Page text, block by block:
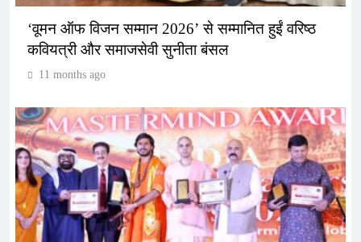
‘वूमन ऑफ विजन सम्मान 2026’ से सम्मानित हुईं वरिष्ठ
कवियत्री और समाजसेवी सुनीता बंसल
11 months ago